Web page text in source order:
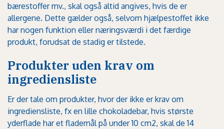
bærestoffer mv., skal også altid angives, hvis de er
allergene. Dette gælder også, selvom hjælpestoffet ikke
har nogen funktion eller næringsværdi i det færdige
produkt, forudsat de stadig er tilstede.
Produkter uden krav om
ingrediensliste
Er der tale om produkter, hvor der ikke er krav om
ingrediensliste, fx en lille chokoladebar, hvis største
yderflade har et flademål på under 10 cm2, skal de 14